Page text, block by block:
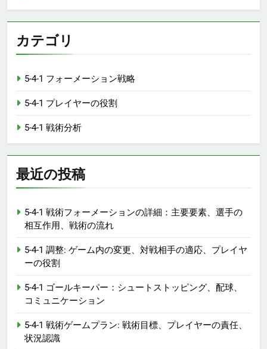
カテゴリ
5-4-1 フォーメーション戦略
5-4-1 プレイヤーの役割
5-4-1 戦術分析
最近の投稿
5-4-1 戦術フォーメーションの詳細：主要要素、選手の
相互作用、戦術の流れ
5-4-1 調整: ゲーム内の変更、対戦相手の適応、プレイヤ
ーの役割
5-4-1 ゴールキーパー：シュートストッピング、配球、
コミュニケーション
5-4-1 戦術ゲームプラン: 戦術目標、プレイヤーの責任、
状況認識